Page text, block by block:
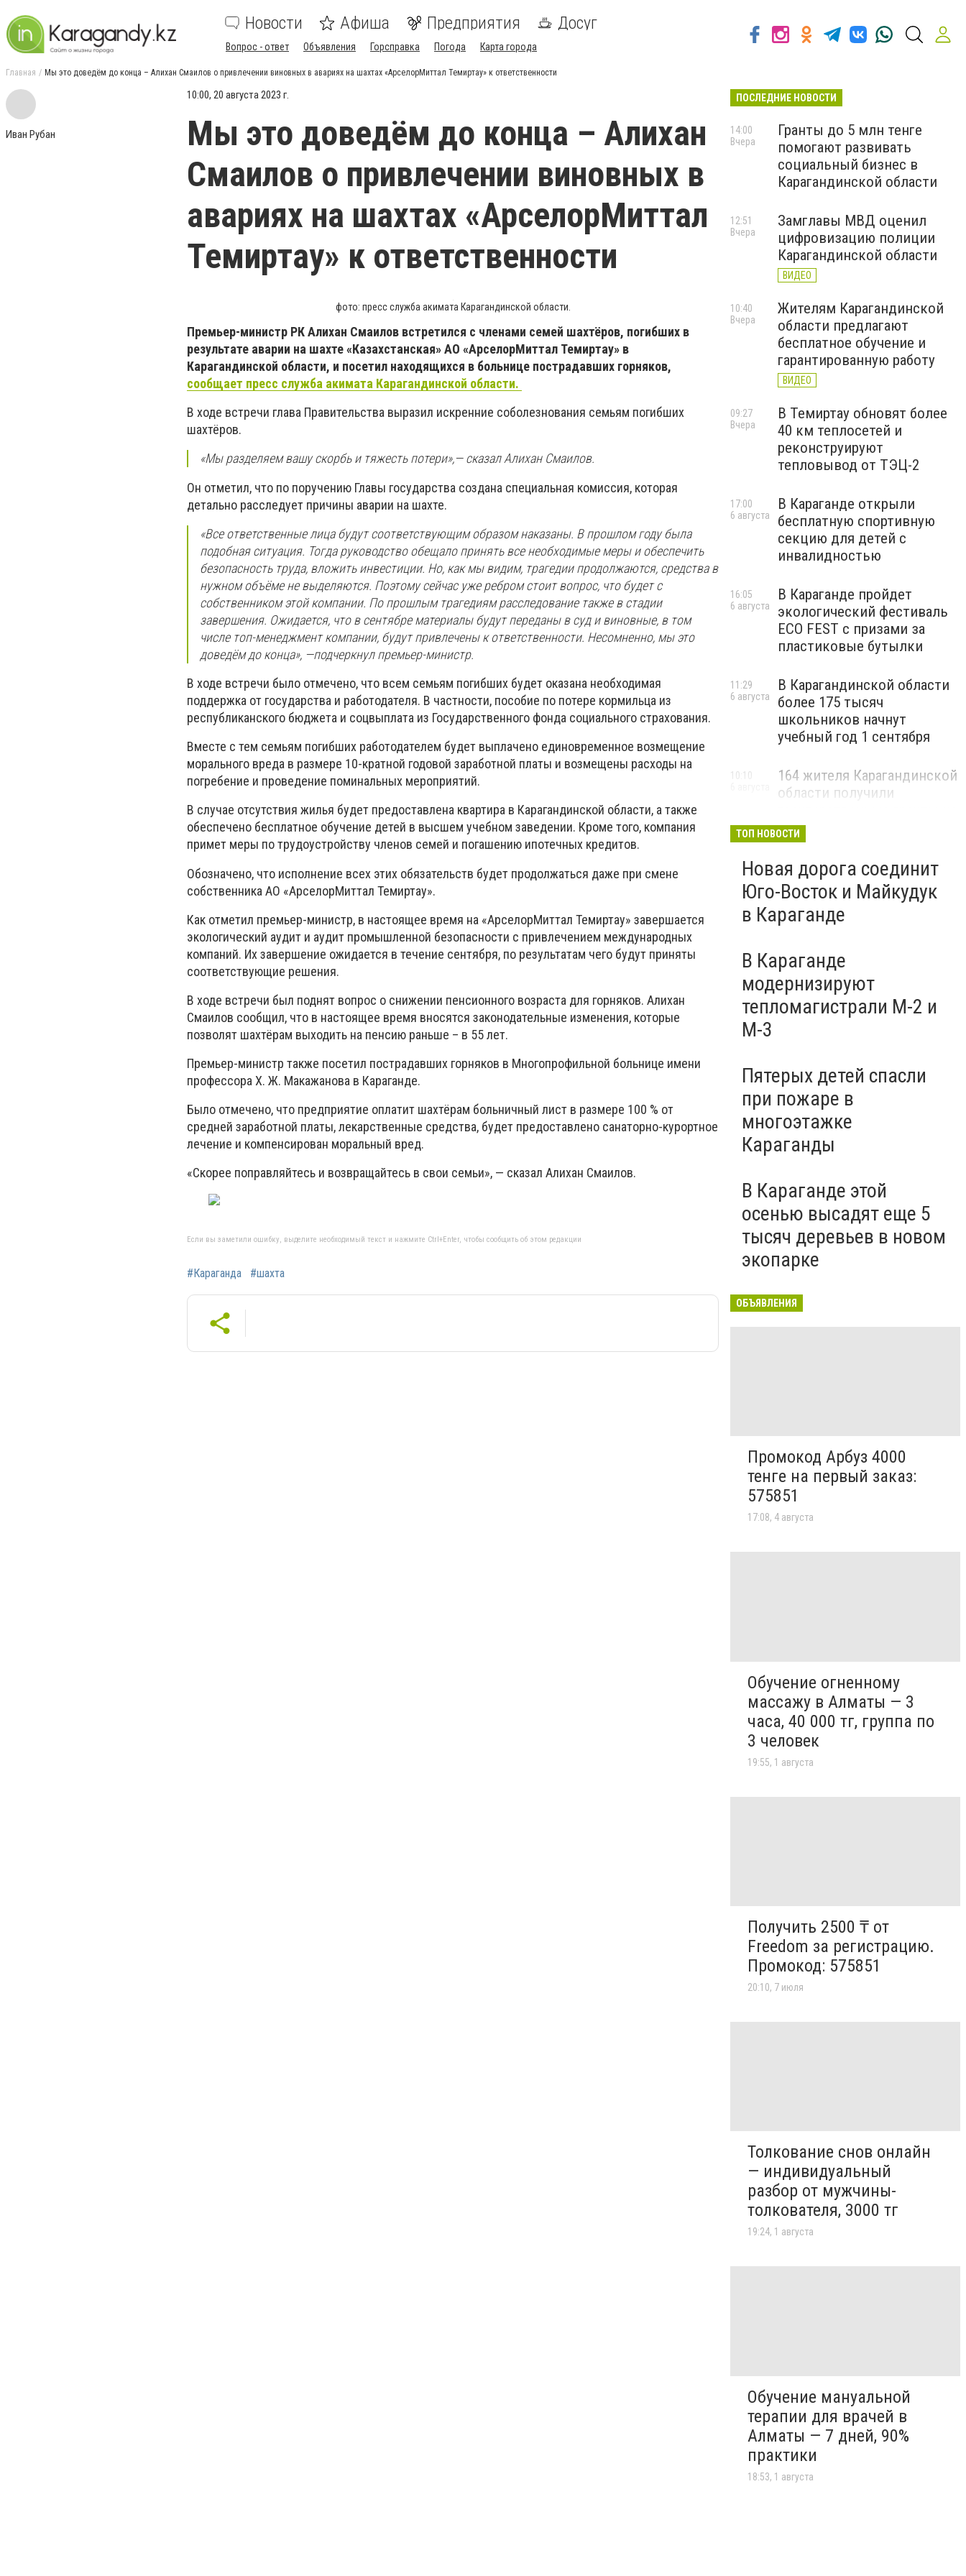
Новости Афиша Предприятия Досуг
Вопрос - ответ Объявления Горсправка Погода Карта города
Главная Мы это доведём до конца – Алихан Смаилов о привлечении виновных в авариях на шахтах «АрселорМиттал Темиртау» к ответственности
Иван Рубан
10:00, 20 августа 2023 г.
Мы это доведём до конца – Алихан
Смаилов о привлечении виновных в
авариях на шахтах «АрселорМиттал
Темиртау» к ответственности
фото: пресс служба акимата Карагандинской области.
Премьер-министр РК Алихан Смаилов встретился с членами семей шахтёров, погибших в
результате аварии на шахте «Казахстанская» АО «АрселорМиттал Темиртау» в
Карагандинской области, и посетил находящихся в больнице пострадавших горняков,
сообщает пресс служба акимата Карагандинской области.
В ходе встречи глава Правительства выразил искренние соболезнования семьям погибших
шахтёров.
«Мы разделяем вашу скорбь и тяжесть потери»,— сказал Алихан Смаилов.
Он отметил, что по поручению Главы государства создана специальная комиссия, которая
детально расследует причины аварии на шахте.
«Все ответственные лица будут соответствующим образом наказаны. В прошлом году была
подобная ситуация. Тогда руководство обещало принять все необходимые меры и обеспечить
безопасность труда, вложить инвестиции. Но, как мы видим, трагедии продолжаются, средства в
нужном объёме не выделяются. Поэтому сейчас уже ребром стоит вопрос, что будет с
собственником этой компании. По прошлым трагедиям расследование также в стадии
завершения. Ожидается, что в сентябре материалы будут переданы в суд и виновные, в том
числе топ-менеджмент компании, будут привлечены к ответственности. Несомненно, мы это
доведём до конца», —подчеркнул премьер-министр.
В ходе встречи было отмечено, что всем семьям погибших будет оказана необходимая
поддержка от государства и работодателя. В частности, пособие по потере кормильца из
республиканского бюджета и соцвыплата из Государственного фонда социального страхования.
Вместе с тем семьям погибших работодателем будет выплачено единовременное возмещение
морального вреда в размере 10-кратной годовой заработной платы и возмещены расходы на
погребение и проведение поминальных мероприятий.
В случае отсутствия жилья будет предоставлена квартира в Карагандинской области, а также
обеспечено бесплатное обучение детей в высшем учебном заведении. Кроме того, компания
примет меры по трудоустройству членов семей и погашению ипотечных кредитов.
Обозначено, что исполнение всех этих обязательств будет продолжаться даже при смене
собственника АО «АрселорМиттал Темиртау».
Как отметил премьер-министр, в настоящее время на «АрселорМиттал Темиртау» завершается
экологический аудит и аудит промышленной безопасности с привлечением международных
компаний. Их завершение ожидается в течение сентября, по результатам чего будут приняты
соответствующие решения.
В ходе встречи был поднят вопрос о снижении пенсионного возраста для горняков. Алихан
Смаилов сообщил, что в настоящее время вносятся законодательные изменения, которые
позволят шахтёрам выходить на пенсию раньше – в 55 лет.
Премьер-министр также посетил пострадавших горняков в Многопрофильной больнице имени
профессора Х. Ж. Макажанова в Караганде.
Было отмечено, что предприятие оплатит шахтёрам больничный лист в размере 100 % от
средней заработной платы, лекарственные средства, будет предоставлено санаторно-курортное
лечение и компенсирован моральный вред.
«Скорее поправляйтесь и возвращайтесь в свои семьи», — сказал Алихан Смаилов.
Если вы заметили ошибку, выделите необходимый текст и нажмите Ctrl+Enter, чтобы сообщить об этом редакции
#Караганда #шахта
ПОСЛЕДНИЕ НОВОСТИ
Гранты до 5 млн тенге
помогают развивать
социальный бизнес в
Карагандинской области
14:00
Вчера
Замглавы МВД оценил
цифровизацию полиции
Карагандинской области
ВИДЕО
12:51
Вчера
Жителям Карагандинской
области предлагают
бесплатное обучение и
гарантированную работу
ВИДЕО
10:40
Вчера
В Темиртау обновят более
40 км теплосетей и
реконструируют
тепловывод от ТЭЦ-2
09:27
Вчера
В Караганде открыли
бесплатную спортивную
секцию для детей с
инвалидностью
17:00
6 августа
В Караганде пройдет
экологический фестиваль
ECO FEST с призами за
пластиковые бутылки
16:05
6 августа
В Карагандинской области
более 175 тысяч
школьников начнут
учебный год 1 сентября
11:29
6 августа
164 жителя Карагандинской
области получили
бизнес
10:10
ТОП НОВОСТИ
Новая дорога соединит
Юго-Восток и Майкудук
в Караганде
В Караганде
модернизируют
тепломагистрали М-2 и
М-3
Пятерых детей спасли
при пожаре в
многоэтажке
Караганды
В Караганде этой
осенью высадят еще 5
тысяч деревьев в новом
экопарке
ОБЪЯВЛЕНИЯ
Промокод Арбуз 4000
тенге на первый заказ:
575851
17:08, 4 августа
Обучение огненному
массажу в Алматы — 3
часа, 40 000 тг, группа по
3 человек
19:55, 1 августа
Получить 2500 ₸ от
Freedom за регистрацию.
Промокод: 575851
20:10, 7 июля
Толкование снов онлайн
— индивидуальный
разбор от мужчины-
толкователя, 3000 тг
19:24, 1 августа
Обучение мануальной
терапии для врачей в
Алматы — 7 дней, 90%
практики
18:53, 1 августа